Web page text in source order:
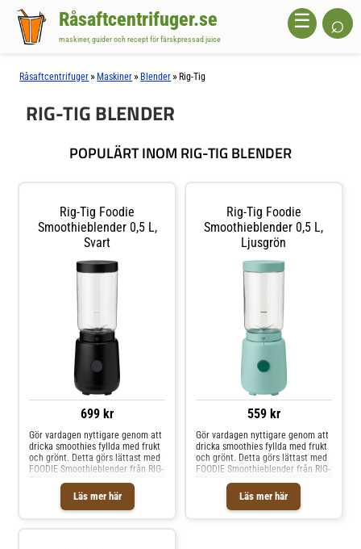
Råsaftcentrifuger.se
maskiner, guider och recept för färskpressad juice
☰ ⌕
Råsaftcentrifuger » Maskiner » Blender » Rig-Tig
RIG-TIG BLENDER
POPULÄRT INOM RIG-TIG BLENDER
Rig-Tig Foodie
Smoothieblender 0,5 L,
Svart
699 kr
Läs mer här
Gör vardagen nyttigare genom att
dricka smoothies fyllda med frukt
och grönt. Detta görs lättast med
FOODIE Smoothieblender från RIG-
TIG, som med sin avtagbara
behållare gör det lätt att ta med
drycken i farten samtidigt som
disken går smidi
Rig-Tig Foodie
Smoothieblender 0,5 L,
Ljusgrön
559 kr
Läs mer här
Gör vardagen nyttigare genom att
dricka smoothies fyllda med frukt
och grönt. Detta görs lättast med
FOODIE Smoothieblender från RIG-
TIG, som med sin avtagbara
behållare gör det lätt att ta med
drycken i farten samtidigt som
disken går smidi